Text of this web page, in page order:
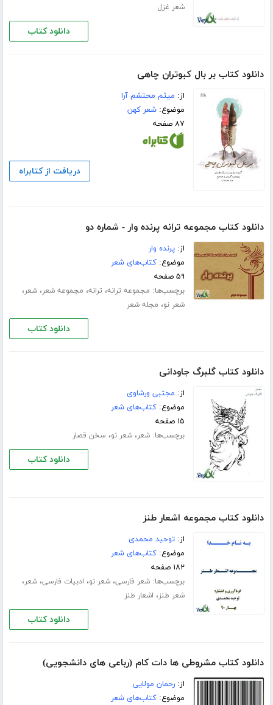
شعر غزل
دانلود کتاب
دانلود کتاب بر بال کبوتران چاهی
از: میثم محتشم آرا
موضوع:شعر کهن
۸۷ صفحه
دریافت از کتابراه
دانلود کتاب مجموعه ترانه پرنده وار - شماره دو
از:پرنده وار
موضوع:کتاب‌های شعر
۵۹ صفحه
برچسب‌ها: مجموعه ترانه، ترانه، مجموعه شعر،شعر،
شعر نو، مجله شعر
دانلود کتاب
دانلود کتاب گلبرگ جاودانی
از: مجتبی ورشاوی
موضوع:کتاب‌های شعر
۱۵ صفحه
برچسب‌ها:شعر،شعر نو، سخن قصار
دانلود کتاب
دانلود کتاب مجموعه اشعار طنز
از:توحید محمدی
موضوع:کتاب‌های شعر
۱۸۲ صفحه
برچسب‌ها:شعر فارسی،شعر نو، ادبیات فارسی،شعر،
شعر طنز، اشعار طنز
دانلود کتاب
دانلود کتاب مشروطی ها دات کام (رباعی های دانشجویی)
از:رحمان مولایی
موضوع:کتاب‌های شعر